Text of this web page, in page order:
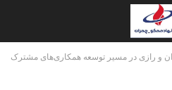
و رازی در مسیر توسعه همکاری‌های مشترک